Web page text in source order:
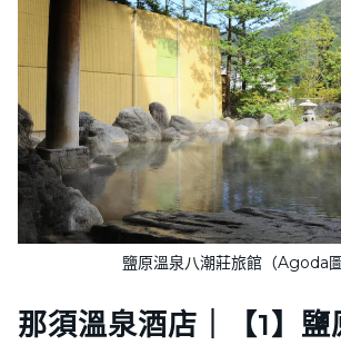
鹽原溫泉八潮莊旅館（Agoda圖
那須溫泉酒店｜【1】鹽